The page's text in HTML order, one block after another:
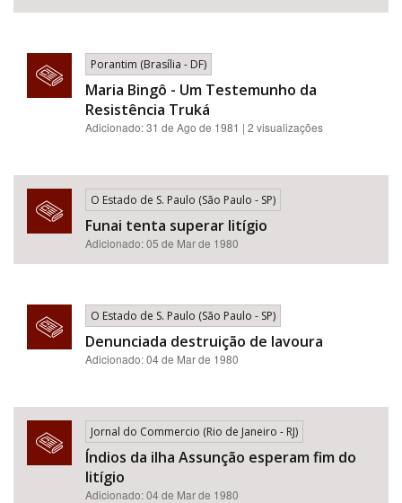
Porantim (Brasília - DF)
Maria Bingô - Um Testemunho da
Resistência Truká
Adicionado: 31 de Ago de 1981 | 2 visualizações
O Estado de S. Paulo (São Paulo - SP)
Funai tenta superar litígio
Adicionado: 05 de Mar de 1980
O Estado de S. Paulo (São Paulo - SP)
Denunciada destruição de lavoura
Adicionado: 04 de Mar de 1980
Jornal do Commercio (Rio de Janeiro - RJ)
Índios da ilha Assunção esperam fim do
litígio
Adicionado: 04 de Mar de 1980